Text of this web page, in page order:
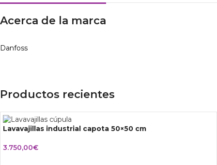
Acerca de la marca
Danfoss
Productos recientes
Lavavajillas industrial capota 50×50 cm
3.750,00€